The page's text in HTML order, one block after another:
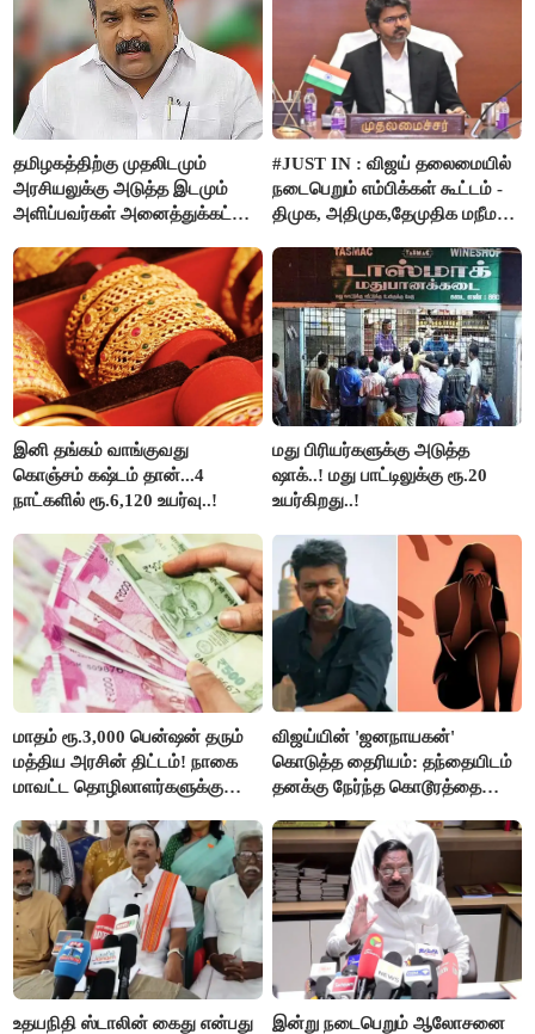
தமிழகத்திற்கு முதலிடமும்
அரசியலுக்கு அடுத்த இடமும்
அளிப்பவர்கள் அனைத்துக்கட்சி
பங்கேற்பார்கள் - மாணிக்கம்
தாகூர்..!!
#JUST IN : விஜய் தலைமையில்
நடைபெறும் எம்பிக்கள் கூட்டம் -
திமுக, அதிமுக,தேமுதிக மநீம
இனி தங்கம் வாங்குவது
கொஞ்சம் கஷ்டம் தான்...4
நாட்களில் ரூ.6,120 உயர்வு..!
மது பிரியர்களுக்கு அடுத்த
ஷாக்..! மது பாட்டிலுக்கு ரூ.20
உயர்கிறது..!
மாதம் ரூ.3,000 பென்ஷன் தரும்
மத்திய அரசின் திட்டம்! நாகை
மாவட்ட தொழிலாளர்களுக்கு
செய்தி!
விஜய்யின் 'ஜனநாயகன்'
கொடுத்த தைரியம்: தந்தையிடம்
தனக்கு நேர்ந்த கொடூரத்தை
உதயநிதி ஸ்டாலின் கைது என்பது
இன்று நடைபெறும் ஆலோசனை